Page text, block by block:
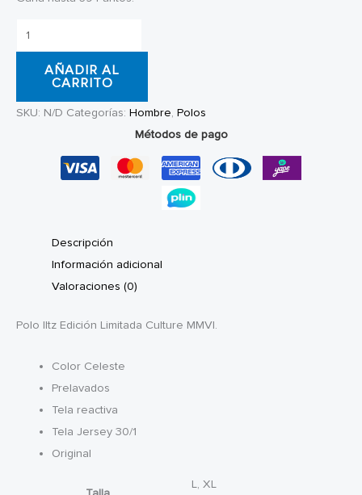
Polo
Iltz
Culture
cantidad
AÑADIR AL
CARRITO
SKU: N/D Categorías: Hombre, Polos
Métodos de pago
Descripción
Información adicional
Valoraciones (0)
Polo Iltz Edición Limitada Culture MMVI.
Color Celeste
Prelavados
Tela reactiva
Tela Jersey 30/1
Original
L, XL